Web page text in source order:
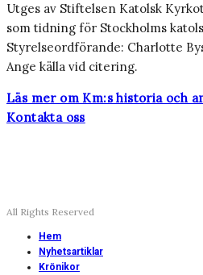
Utges av Stiftelsen Katolsk
som tidning för Stockholms
Styrelseordförande: Charlotte
Ange källa vid citering.
Läs mer om Km:s historia och
Kontakta oss
All Rights Reserved
Hem
Nyhetsartiklar
Krönikor